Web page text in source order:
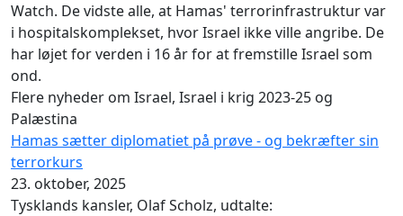
Watch. De vidste alle, at Hamas' terrorinfrastruktur var
i hospitalskomplekset, hvor Israel ikke ville angribe. De
har løjet for verden i 16 år for at fremstille Israel som
ond.
Flere nyheder om Israel, Israel i krig 2023-25 og
Palæstina
Hamas sætter diplomatiet på prøve - og bekræfter sin
terrorkurs
23. oktober, 2025
Tysklands kansler, Olaf Scholz, udtalte: